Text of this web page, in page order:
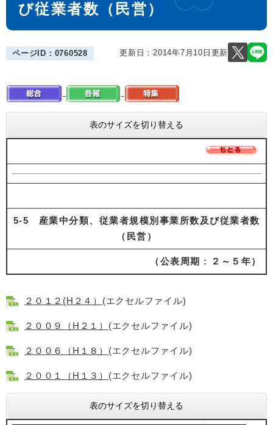
び従業者数（民営）
ページID：0760528 更新日：2014年7月10日更新
表のサイズを切り替える
5-5 産業中分類、従業者規模別事業所数及び従業者数
（民営）
（公表周期 : ２～５年）
２０１２(H２４） (エクセルファイル)
２００９（H２１） (エクセルファイル)
２００６（H１８） (エクセルファイル)
２００１（H１３） (エクセルファイル)
表のサイズを切り替える